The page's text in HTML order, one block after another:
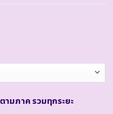
ามภาค รวมทุกระยะ